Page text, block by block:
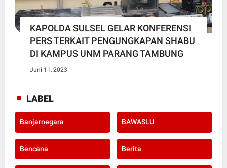
KAPOLDA SULSEL GELAR KONFERENSI
PERS TERKAIT PENGUNGKAPAN SHABU
DI KAMPUS UNM PARANG TAMBUNG
Juni 11, 2023
LABEL
Banjarnegara BAWASLU
Bencana Berita